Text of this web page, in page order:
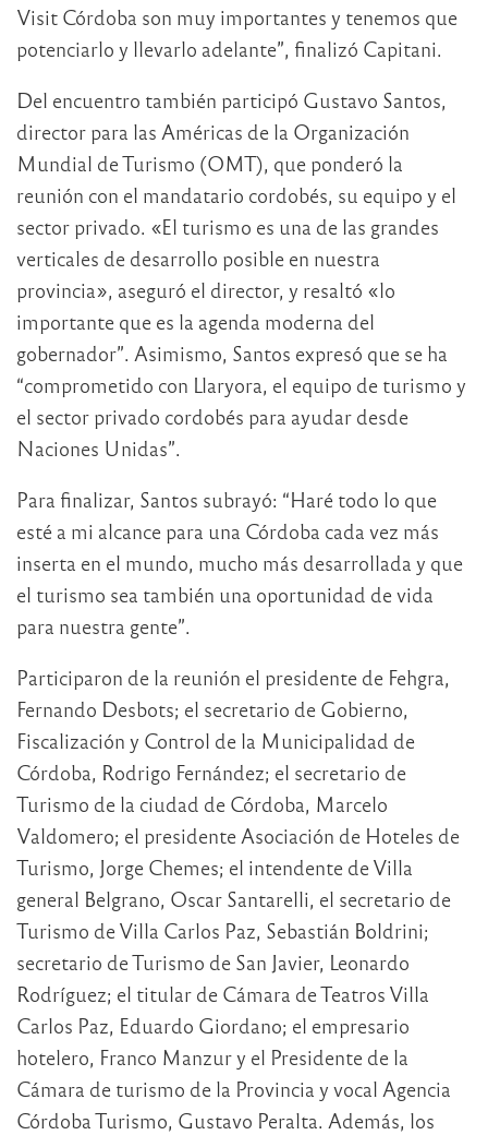
Visit Córdoba son muy importantes y tenemos que
potenciarlo y llevarlo adelante”, finalizó Capitani.
Del encuentro también participó Gustavo Santos,
director para las Américas de la Organización
Mundial de Turismo (OMT), que ponderó la
reunión con el mandatario cordobés, su equipo y el
sector privado. «El turismo es una de las grandes
verticales de desarrollo posible en nuestra
provincia», aseguró el director, y resaltó «lo
importante que es la agenda moderna del
gobernador”. Asimismo, Santos expresó que se ha
“comprometido con Llaryora, el equipo de turismo y
el sector privado cordobés para ayudar desde
Naciones Unidas”.
Para finalizar, Santos subrayó: “Haré todo lo que
esté a mi alcance para una Córdoba cada vez más
inserta en el mundo, mucho más desarrollada y que
el turismo sea también una oportunidad de vida
para nuestra gente”.
Participaron de la reunión el presidente de Fehgra,
Fernando Desbots; el secretario de Gobierno,
Fiscalización y Control de la Municipalidad de
Córdoba, Rodrigo Fernández; el secretario de
Turismo de la ciudad de Córdoba, Marcelo
Valdomero; el presidente Asociación de Hoteles de
Turismo, Jorge Chemes; el intendente de Villa
general Belgrano, Oscar Santarelli, el secretario de
Turismo de Villa Carlos Paz, Sebastián Boldrini;
secretario de Turismo de San Javier, Leonardo
Rodríguez; el titular de Cámara de Teatros Villa
Carlos Paz, Eduardo Giordano; el empresario
hotelero, Franco Manzur y el Presidente de la
Cámara de turismo de la Provincia y vocal Agencia
Córdoba Turismo, Gustavo Peralta. Además, los